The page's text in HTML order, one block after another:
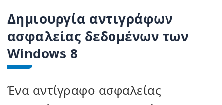
Δημιουργία αντιγράφων
ασφαλείας δεδομένων των
Windows 8
Ένα αντίγραφο ασφαλείας